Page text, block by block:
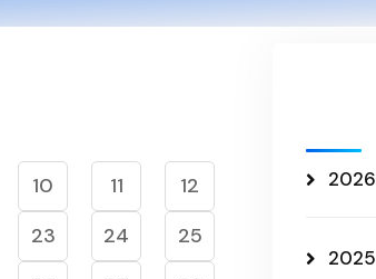
10 11
12
23 24
25
2026
2025